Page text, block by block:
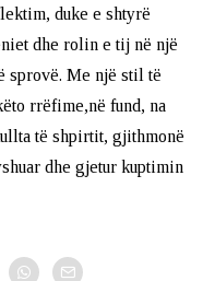
duke e shtyrë
dhe rolin e tij në një
sprovë. Me një stil të
rrëfime,në fund, na
të shpirtit, gjithmonë
dhe gjetur kuptimin